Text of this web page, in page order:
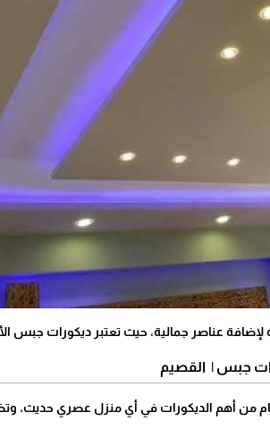
جمالية، حيث تعتبر ديكورات جبس الأسقف
جبس | القصيم
أهم الديكورات في أي منزل عصري حديث،